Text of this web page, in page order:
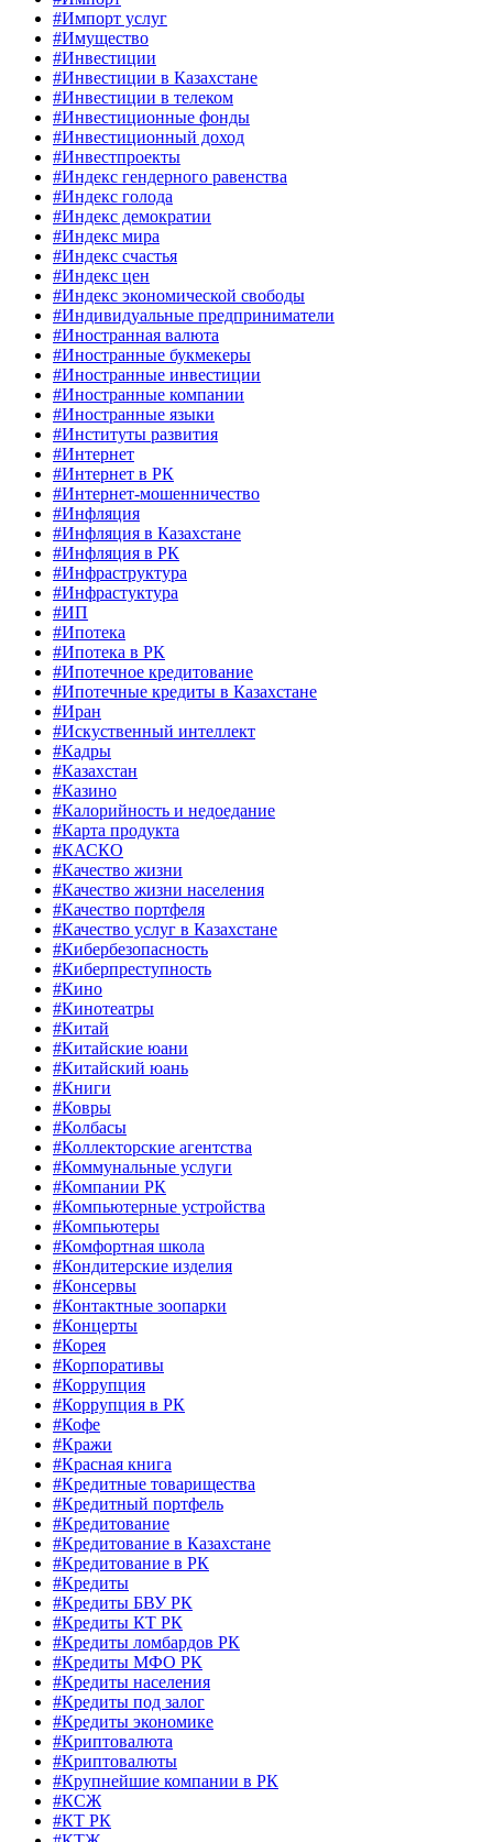
#Импорт услуг
#Имущество
#Инвестиции
#Инвестиции в Казахстане
#Инвестиции в телеком
#Инвестиционные фонды
#Инвестиционный доход
#Инвестпроекты
#Индекс гендерного равенства
#Индекс голода
#Индекс демократии
#Индекс мира
#Индекс счастья
#Индекс цен
#Индекс экономической свободы
#Индивидуальные предприниматели
#Иностранная валюта
#Иностранные букмекеры
#Иностранные инвестиции
#Иностранные компании
#Иностранные языки
#Институты развития
#Интернет
#Интернет в РК
#Интернет-мошенничество
#Инфляция
#Инфляция в Казахстане
#Инфляция в РК
#Инфраструктура
#Инфрастуктура
#ИП
#Ипотека
#Ипотека в РК
#Ипотечное кредитование
#Ипотечные кредиты в Казахстане
#Иран
#Искуственный интеллект
#Кадры
#Казахстан
#Казино
#Калорийность и недоедание
#Карта продукта
#КАСКО
#Качество жизни
#Качество жизни населения
#Качество портфеля
#Качество услуг в Казахстане
#Кибербезопасность
#Киберпреступность
#Кино
#Кинотеатры
#Китай
#Китайские юани
#Китайский юань
#Книги
#Ковры
#Колбасы
#Коллекторские агентства
#Коммунальные услуги
#Компании РК
#Компьютерные устройства
#Компьютеры
#Комфортная школа
#Кондитерские изделия
#Консервы
#Контактные зоопарки
#Концерты
#Корея
#Корпоративы
#Коррупция
#Коррупция в РК
#Кофе
#Кражи
#Красная книга
#Кредитные товарищества
#Кредитный портфель
#Кредитование
#Кредитование в Казахстане
#Кредитование в РК
#Кредиты
#Кредиты БВУ РК
#Кредиты КТ РК
#Кредиты ломбардов РК
#Кредиты МФО РК
#Кредиты населения
#Кредиты под залог
#Кредиты экономике
#Криптовалюта
#Криптовалюты
#Крупнейшие компании в РК
#КСЖ
#КТ РК